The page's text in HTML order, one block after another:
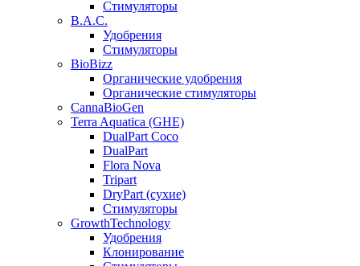
Стимуляторы
B.A.C.
Удобрения
Стимуляторы
BioBizz
Органические удобрения
Органические стимуляторы
CannaBioGen
Terra Aquatica (GHE)
DualPart Coco
DualPart
Flora Nova
Tripart
DryPart (сухие)
Стимуляторы
GrowthTechnology
Удобрения
Клонирование